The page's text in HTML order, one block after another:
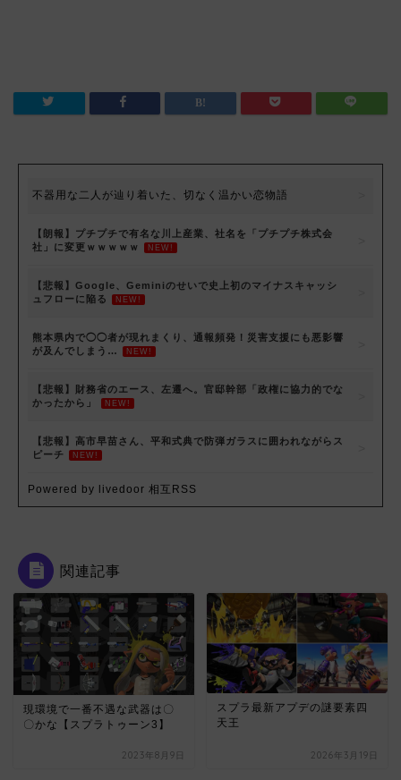
不器用な二人が辿り着いた、切なく温かい恋物語
【朗報】プチプチで有名な川上産業、社名を「プチプチ株式会
社」に変更ｗｗｗｗｗ
NEW!
【悲報】Google、Geminiのせいで史上初のマイナスキャッシ
ュフローに陥る
NEW!
熊本県内で◯◯者が現れまくり、通報頻発！災害支援にも悪影響
が及んでしまう…
NEW!
【悲報】財務省のエース、左遷へ。官邸幹部「政権に協力的でな
かったから」
NEW!
【悲報】高市早苗さん、平和式典で防弾ガラスに囲われながらス
ピーチ
NEW!
Powered by livedoor 相互RSS
関連記事
現環境で一番不遇な武器は〇
〇かな【スプラトゥーン3】
2023年8月9日
スプラ最新アプデの謎要素四
天王
2026年3月19日